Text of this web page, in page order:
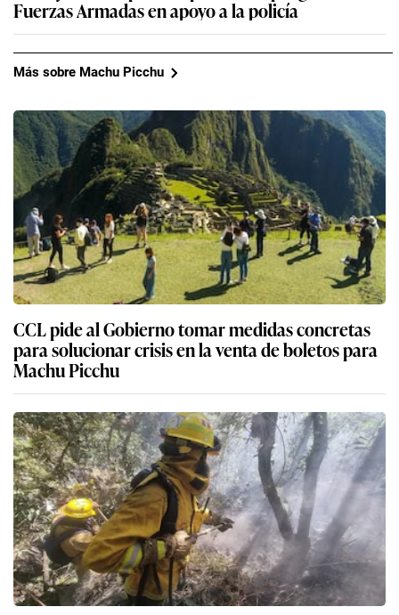
Fuerzas Armadas en apoyo a la policía
Más sobre Machu Picchu
CCL pide al Gobierno tomar medidas concretas
para solucionar crisis en la venta de boletos para
Machu Picchu